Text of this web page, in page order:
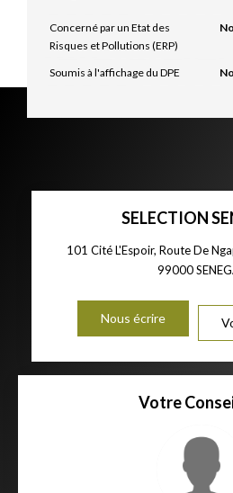
Concerné par un Etat des
Risques et Pollutions (ERP)
Soumis à l'affichage du DPE
SELECTION
101 Cité L'Espoir, Route De
99000
Nous écrire
Votre